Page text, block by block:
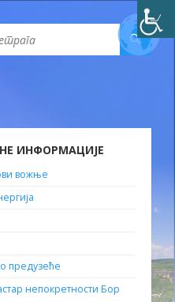
ИНФОРМАЦИЈЕ
вожње
предузеће
непокретности Бор